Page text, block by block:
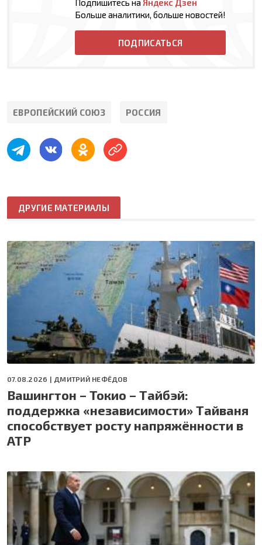
Подпишитесь на Яндекс Дзен
Больше аналитики, больше новостей!
ПОДПИСАТЬСЯ
ЕВРОПЕЙСКИЙ СОЮЗ РОССИЯ
ДРУГИЕ МАТЕРИАЛЫ
07.08.2026 | ДМИТРИЙ НЕФЁДОВ
Вашингтон – Токио – Тайбэй:
поддержка «независимости» Тайваня
способствует росту напряжённости в
АТР